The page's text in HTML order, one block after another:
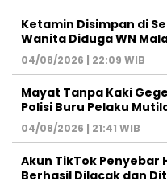
Ketamin Disimpan di
Wanita Diduga WN
04/08/2026 | 22:09 WIB
Mayat Tanpa Kaki
Polisi Buru Pelaku
04/08/2026 | 21:41 WIB
Akun TikTok Penyebar
Berhasil Dilacak dan